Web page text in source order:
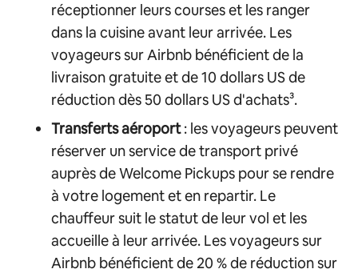
réceptionner leurs courses et les ranger
dans la cuisine avant leur arrivée. Les
voyageurs sur Airbnb bénéficient de la
livraison gratuite et de 10 dollars US de
réduction dès 50 dollars US d'achats³.
Transferts aéroport: les voyageurs peuvent
réserver un service de transport privé
auprès de Welcome Pickups pour se rendre
à votre logement et en repartir. Le
chauffeur suit le statut de leur vol et les
accueille à leur arrivée. Les voyageurs sur
Airbnb bénéficient de 20 % de réduction sur